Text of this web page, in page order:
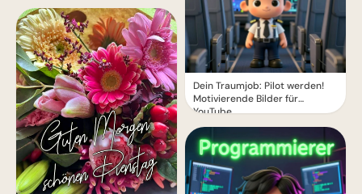
Dein Traumjob: Pilot werden!
Motivierende Bilder für
YouTube